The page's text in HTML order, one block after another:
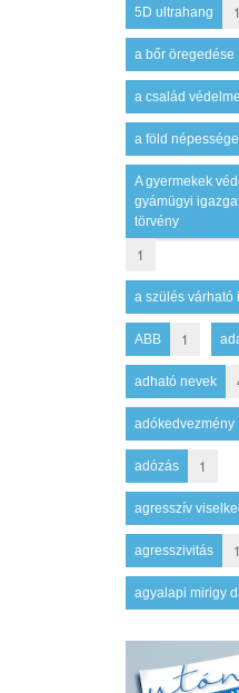
5D ultrahang 1
a bőr öregedése
a család védelme
a föld népessége
A gyermekek
gyámügyi
törvény
1
a szülés várható
ABB 1
adható nevek
adókedvezmény
adózás 1
agresszív
agresszivitás 1
agyalapi mirigy